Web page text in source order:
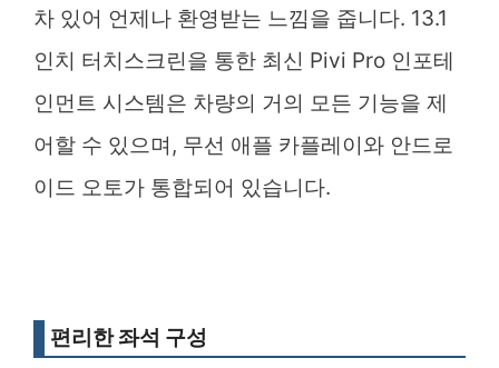
차 있어 언제나 환영받는 느낌을 줍니다. 13.1
인치 터치스크린을 통한 최신 Pivi Pro 인포테
인먼트 시스템은 차량의 거의 모든 기능을 제
어할 수 있으며, 무선 애플 카플레이와 안드로
이드 오토가 통합되어 있습니다.
편리한 좌석 구성